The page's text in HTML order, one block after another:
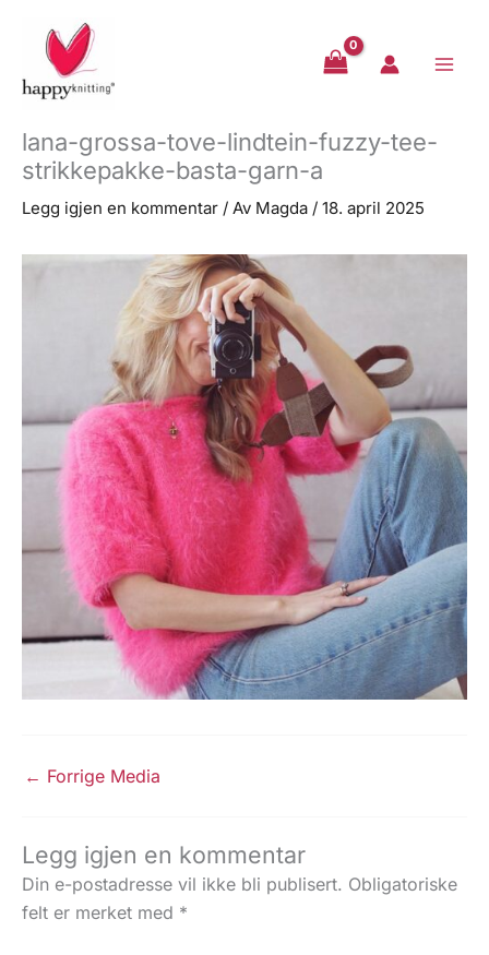
innholdet
lana-grossa-tove-lindtein-fuzzy-tee-
strikkepakke-basta-garn-a
Legg igjen en kommentar / Av Magda / 18. april 2025
← Forrige Media
Legg igjen en kommentar
Din e-postadresse vil ikke bli publisert. Obligatoriske
felt er merket med *